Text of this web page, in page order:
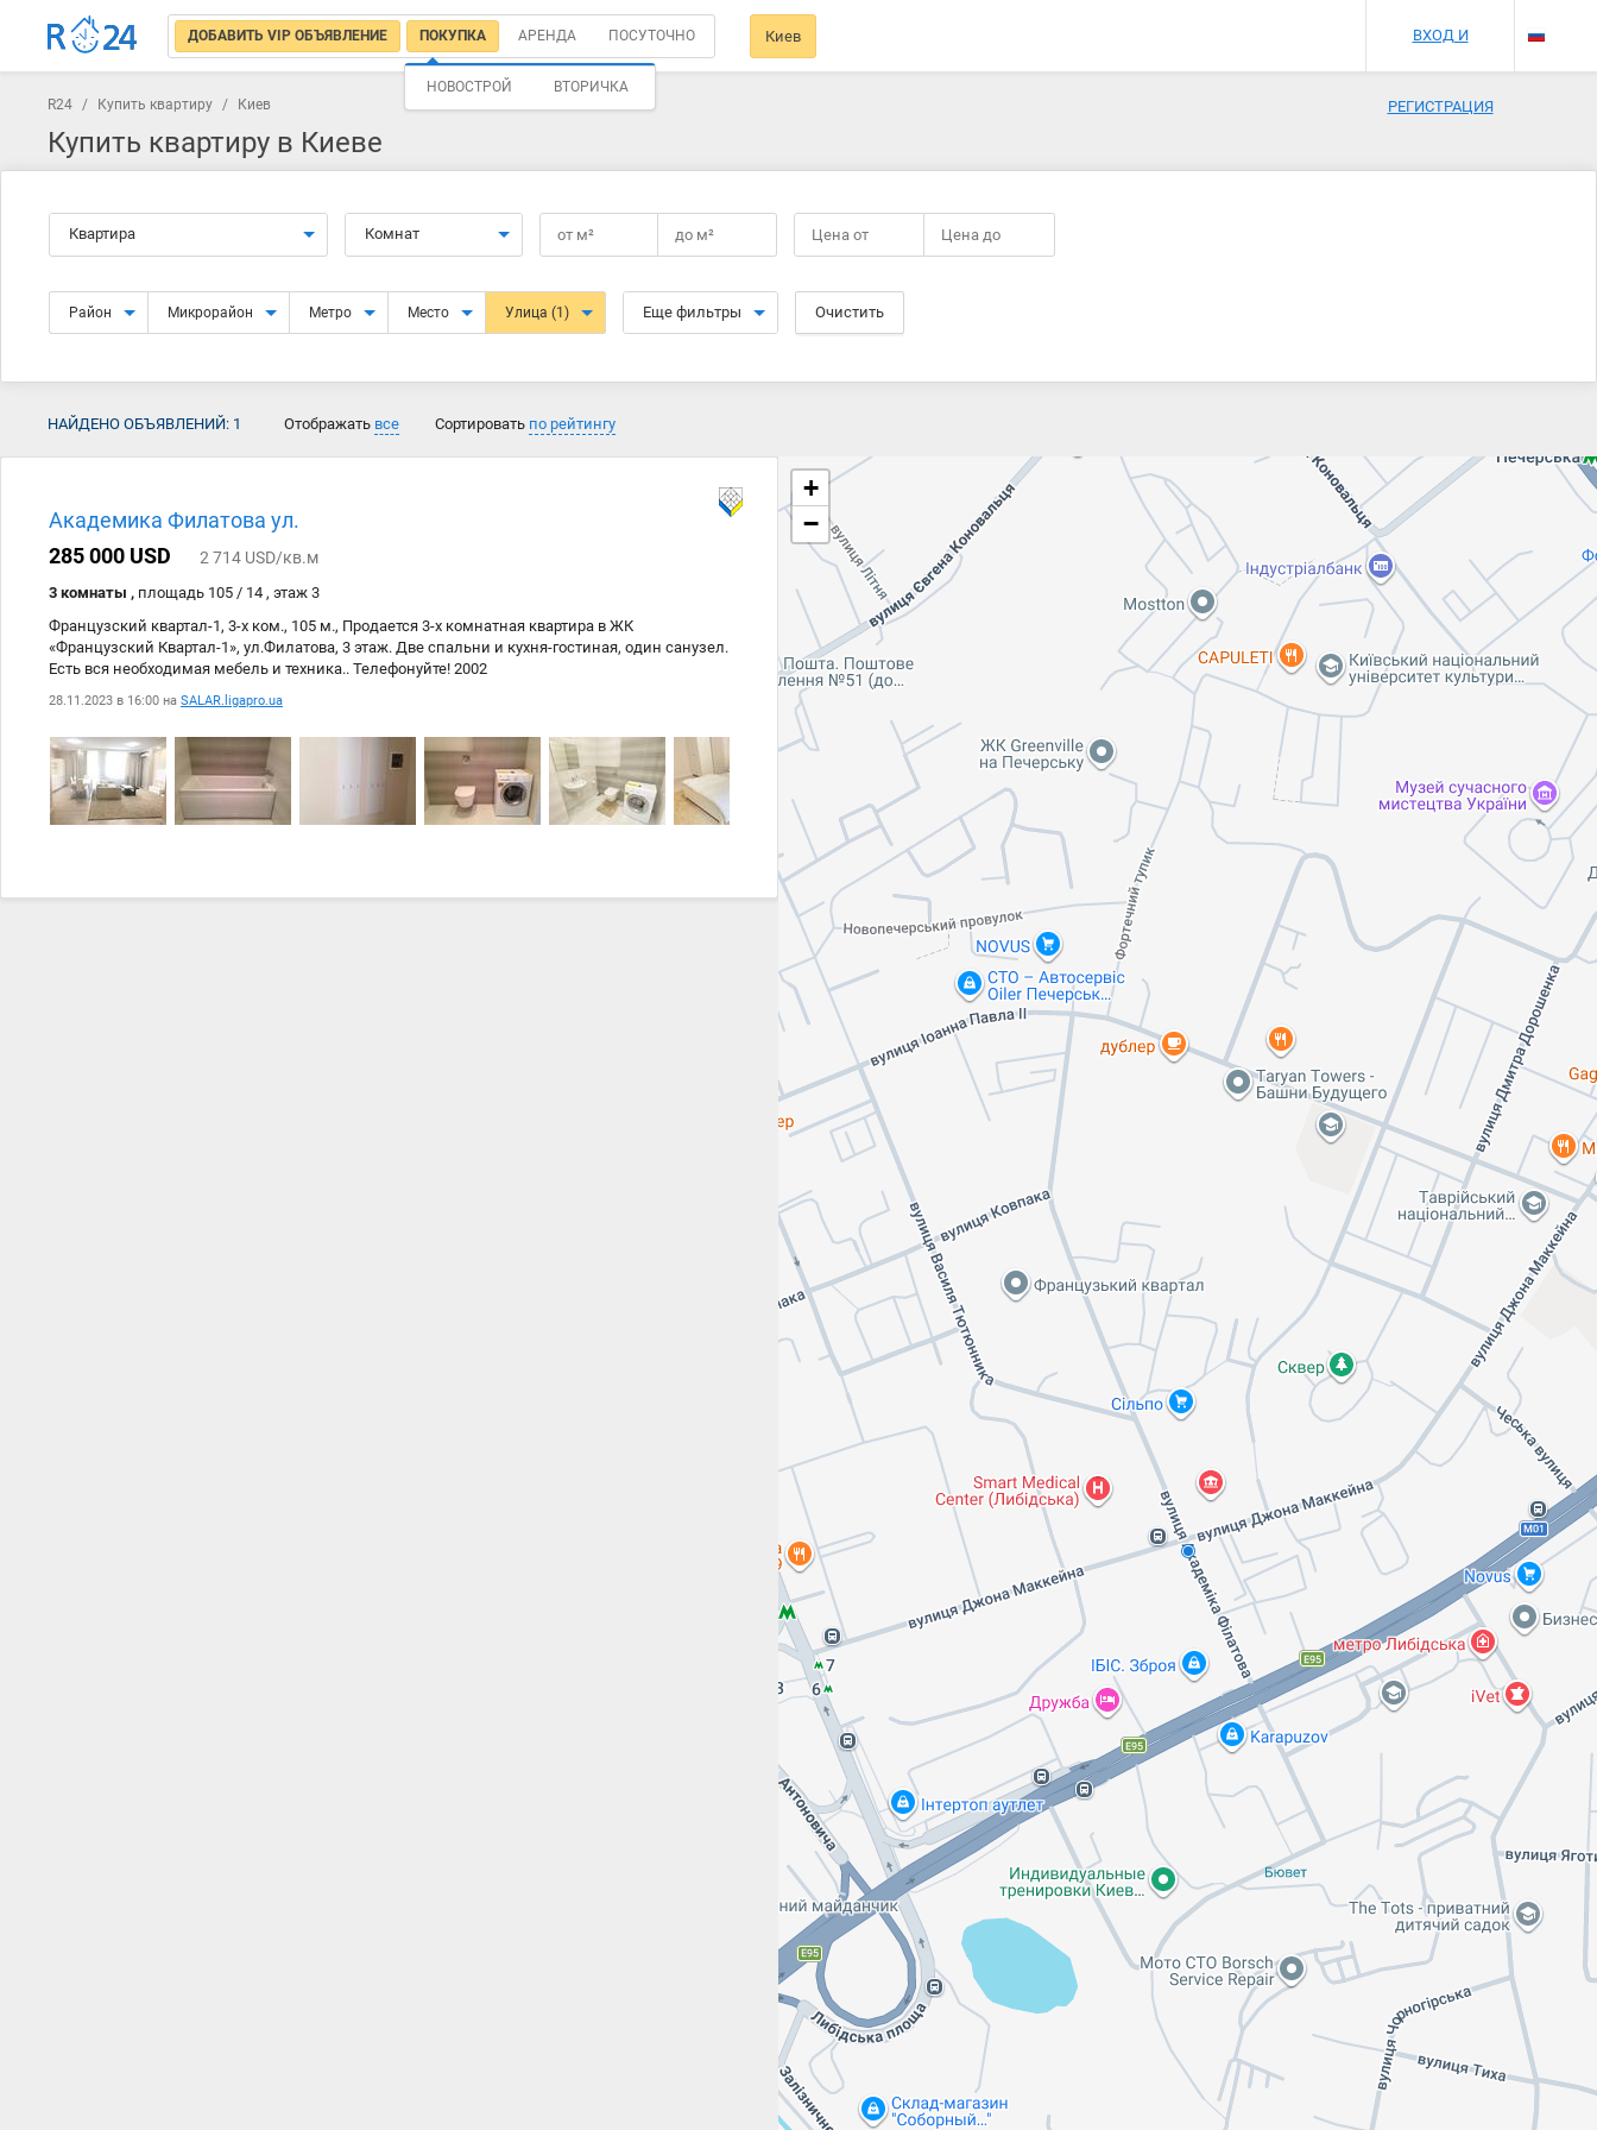
ДОБАВИТЬ VIP ОБЪЯВЛЕНИЕ ПОКУПКА
НОВОСТРОЙ ВТОРИЧКА
АРЕНДА ПОСУТОЧНО Киев ВХОД И
РЕГИСТРАЦИЯ
R24 / Купить квартиру / Киев
Купить квартиру в Киеве
Квартира Комнат от м² до м² Цена от Цена до
Район Микрорайон Метро Место Улица (1) Еще фильтры Очистить
НАЙДЕНО ОБЪЯВЛЕНИЙ: 1 Отображать все Сортировать по рейтингу
Академика Филатова ул.
285 000 USD
2 714 USD/кв.м
3 комнаты , площадь 105 / 14 , этаж 3
Французский квартал-1, 3-х ком., 105 м., Продается 3-х комнатная квартира в ЖК
«Французский Квартал-1», ул.Филатова, 3 этаж. Две спальни и кухня-гостиная, один санузел.
Есть вся необходимая мебель и техника.. Телефонуйте! 2002
28.11.2023 в 16:00 на SALAR.ligapro.ua
+
−